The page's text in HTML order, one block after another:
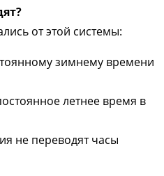
от этой системы:
зимнему времени
летнее время в
не переводят часы